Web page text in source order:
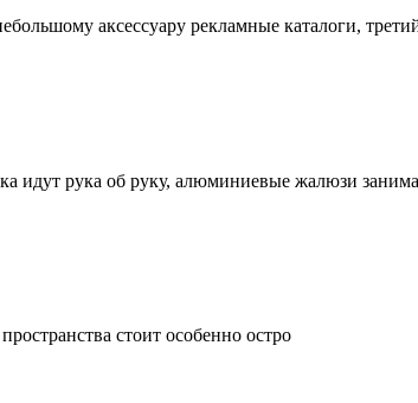
аксессуару рекламные каталоги,
идут рука об руку, алюминиевые жалюзи
стоит особенно остро